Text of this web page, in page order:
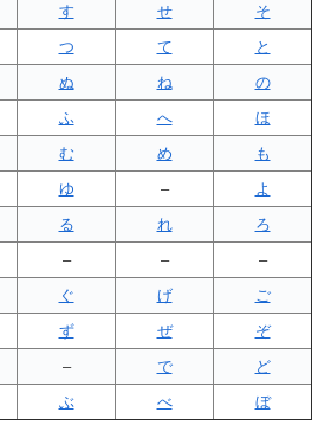
す せ
そ
つ て
と
ぬ ね
の
ふ へ
ほ
む め
も
ゆ –
よ
る れ
ろ
– –
–
ぐ げ
ご
ず ぜ
ぞ
– で
ど
ぶ べ ぼ